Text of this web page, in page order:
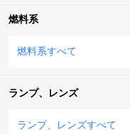
燃料系
燃料系すべて
ランプ、レンズ
ランプ、レンズすべて